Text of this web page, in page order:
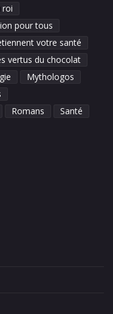
roi
pour tous
votre santé
vertus du chocolat
Mythologos
Romans
Santé